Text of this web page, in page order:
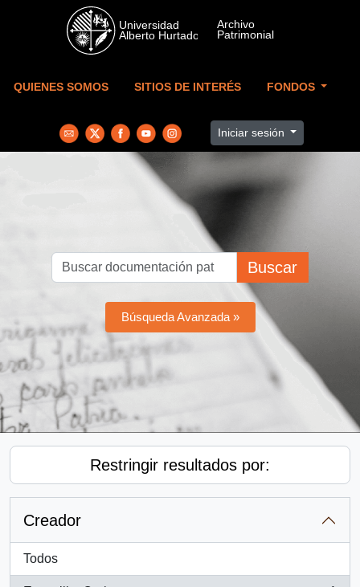
Skip to main content
QUIENES SOMOS SITIOS DE INTERÉS FONDOS
Iniciar sesión
Buscar
Búsqueda Avanzada »
Restringir resultados por:
Creador
Todos